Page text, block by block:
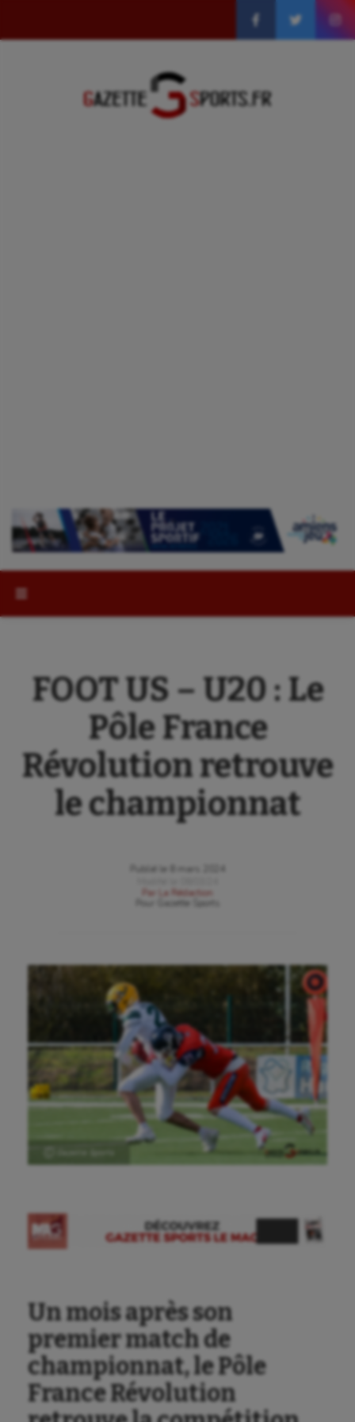
FOOT US – U20 : Le
Pôle France
Révolution retrouve
le championnat
Publié le
8 mars 2024
Par
La Rédaction
Gazette Sports
Un mois après son
premier match de
championnat, le Pôle
France Révolution